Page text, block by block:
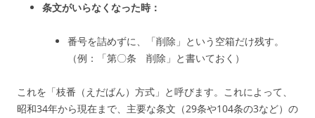
条文がいらなくなった時：
番号を詰めずに、「削除」という空箱だけ残す。
（例：「第〇条 削除」と書いておく）
これを「枝番（えだばん）方式」と呼びます。これによって、
昭和34年から現在まで、主要な条文（29条や104条の3など）の